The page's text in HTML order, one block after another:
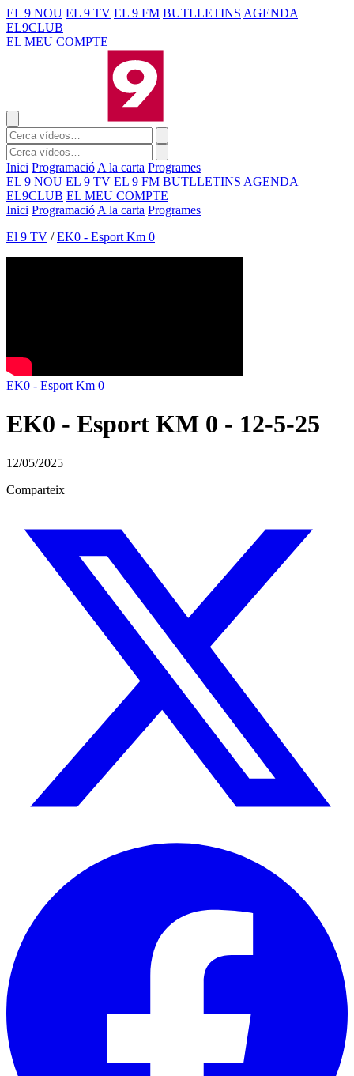
EL 9 NOU EL 9 TV EL 9 FM BUTLLETINS AGENDA
EL9CLUB
EL MEU COMPTE
Inici Programació A la carta Programes
EL 9 NOU EL 9 TV EL 9 FM BUTLLETINS AGENDA
EL9CLUB EL MEU COMPTE
Inici Programació A la carta Programes
El 9 TV / EK0 - Esport Km 0
EK0 - Esport Km 0
EK0 - Esport KM 0 - 12-5-25
12/05/2025
Comparteix